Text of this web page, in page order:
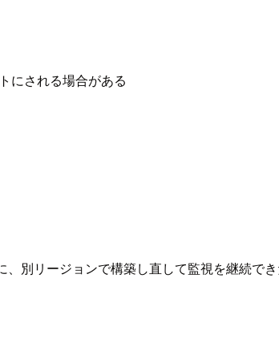
にされる場合がある
別リージョンで構築し直して監視を継続で